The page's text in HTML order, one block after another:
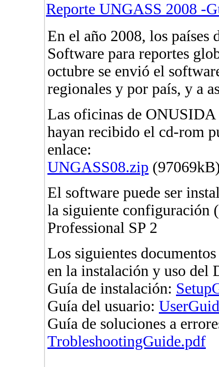
Reporte UNGASS 2008 -
En el año 2008, los países
Software para reportes
octubre se envió el
regionales y por país, y a
Las oficinas de ONUSIDA
hayan recibido el cd-rom
enlace:
UNGASS08.zip
El software puede ser
la siguiente configuración
Professional SP 2
Los siguientes
en la instalación y uso del
Guía de instalación:
Guía del usuario:
Guía de soluciones a
TrobleshootingGuide.pdf